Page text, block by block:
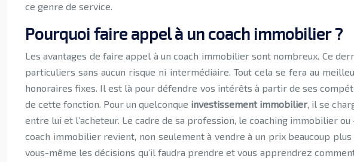
ce genre de service.
Pourquoi faire appel à un coach immobilier ?
Les avantages de faire appel à un coach immobilier sont nombreux. Ce
particuliers sans aucun risque ni intermédiaire. Tout cela se fera au
honoraires fixes. Il est là pour défendre vos intérêts à partir de ses
de cette fonction. Pour un quelconque investissement immobilier, il se
entre lui et l’acheteur. Le cadre de sa profession, le coaching immobilier ou
coach immobilier revient, non seulement à vendre à un prix beaucoup
vous-même les décisions qu’il faudra prendre et vous apprendrez